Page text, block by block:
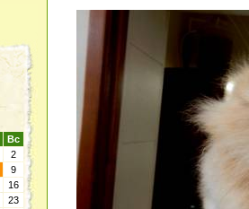
Вс
2
9
16
23